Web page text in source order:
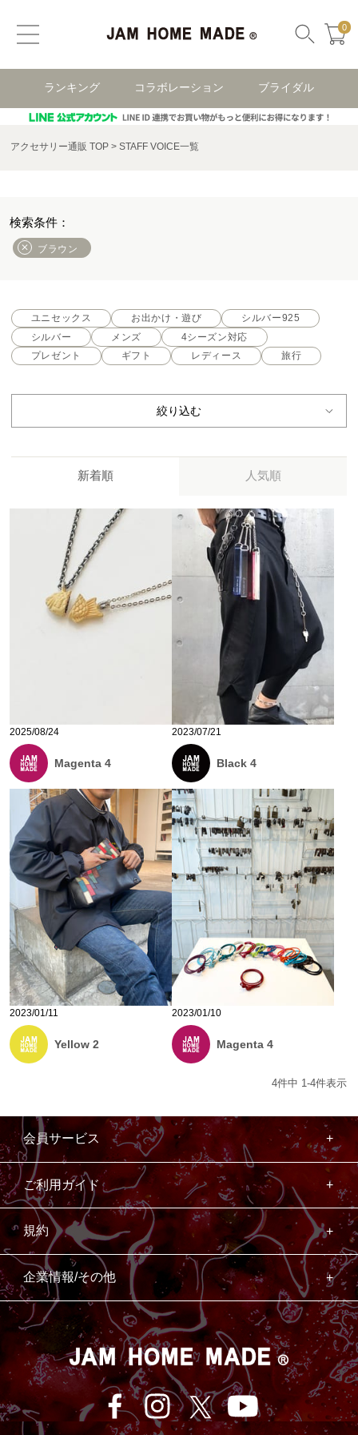
0
ランキング コラボレーション ブライダル
アクセサリー通販 TOP STAFF VOICE一覧
ブラウン
ユニセックス お出かけ・遊び
シルバー925
シルバー
メンズ
4シーズン対応
プレゼント
ギフト レディース 旅行
絞り込む
新着順 人気順
2025/08/24
Magenta 4
2023/07/21
Black 4
2023/01/11
Yellow 2
2023/01/10
Magenta 4
4件中 1 -4件表示
会員サービス
ご利用ガイド
規約
企業情報/その他